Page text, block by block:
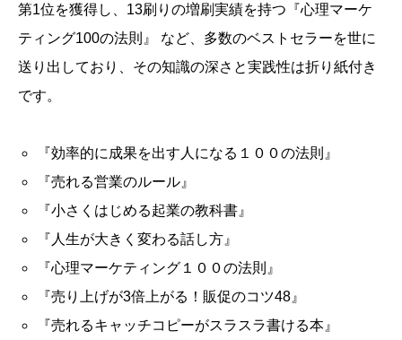
第1位を獲得し、13刷りの増刷実績を持つ『心理マーケ
ティング100の法則』 など、多数のベストセラーを世に
送り出しており、その知識の深さと実践性は折り紙付き
です。
『効率的に成果を出す人になる１００の法則』
『売れる営業のルール』
『小さくはじめる起業の教科書』
『人生が大きく変わる話し方』
『心理マーケティング１００の法則』
『売り上げが3倍上がる！販促のコツ48』
『売れるキャッチコピーがスラスラ書ける本』